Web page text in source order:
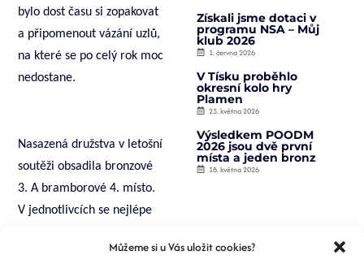
Můžeme si u Vás uložit cookies?
bylo dost času si zopakovat
a připomenout vázání uzlů,
na které se po celý rok moc
nedostane.
Nasazená družstva v letošní
soutěži obsadila bronzové
3. A bramborové 4. místo.
V jednotlivcích se nejlépe
Výsledný čas byl součtem
Získali jsme dotaci v
programu NSA – Můj
klub 2026
1. června 2026
V Tísku proběhlo
okresní kolo hry
Plamen
23. května 2026
Výsledkem POODM
2026 jsou dvě první
místa a jeden bronz
18. května 2026